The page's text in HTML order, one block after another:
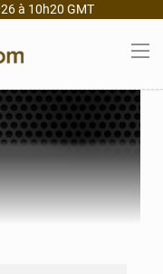
à 10h20 GMT